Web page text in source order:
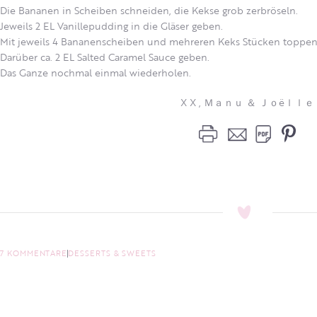
Die Bananen in Scheiben schneiden, die Kekse grob zerbröseln.
Jeweils 2 EL Vanillepudding in die Gläser geben.
Mit jeweils 4 Bananenscheiben und mehreren Keks Stücken
Darüber ca. 2 EL Salted Caramel Sauce geben.
Das Ganze nochmal einmal wiederholen.
X X , Ｍａｎｕ ＆ Ｊｏëｌｌｅ
7 KOMMENTAREDESSERTS & SWEETS